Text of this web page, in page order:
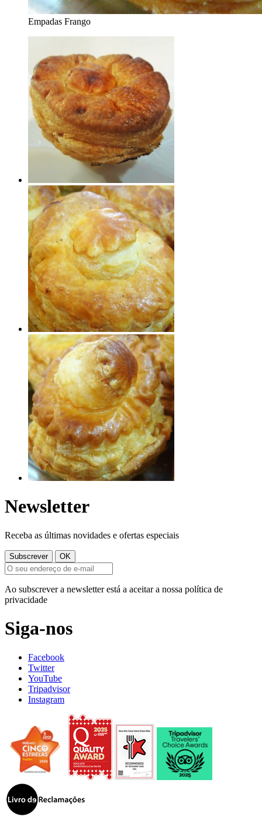
Empadas Frango
Newsletter
Receba as últimas novidades e ofertas especiais
Ao subscrever a newsletter está a aceitar a nossa política de
privacidade
Siga-nos
Facebook
Twitter
YouTube
Tripadvisor
Instagram